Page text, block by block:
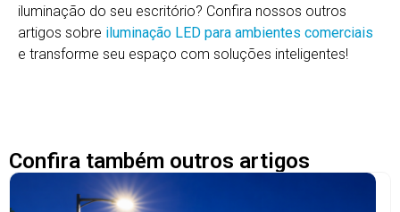
iluminação do seu escritório? Confira nossos outros
artigos sobre iluminação LED para ambientes comerciais
e transforme seu espaço com soluções inteligentes!
Confira também outros artigos